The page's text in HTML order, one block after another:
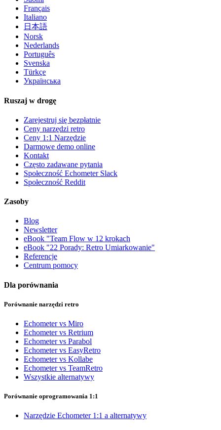
Français
Italiano
日本語
Norsk
Nederlands
Português
Svenska
Türkçe
Українська
Ruszaj w drogę
Zarejestruj się bezpłatnie
Ceny narzędzi retro
Ceny 1:1 Narzędzie
Darmowe demo online
Kontakt
Często zadawane pytania
Społeczność Echometer Slack
Społeczność Reddit
Zasoby
Blog
Newsletter
eBook "Team Flow w 12 krokach
eBook "22 Porady: Retro Umiarkowanie"
Referencje
Centrum pomocy
Dla porównania
Porównanie narzędzi retro
Echometer vs Miro
Echometer vs Retrium
Echometer vs Parabol
Echometer vs EasyRetro
Echometer vs Kollabe
Echometer vs TeamRetro
Wszystkie alternatywy
Porównanie oprogramowania 1:1
Narzędzie Echometer 1:1 a alternatywy